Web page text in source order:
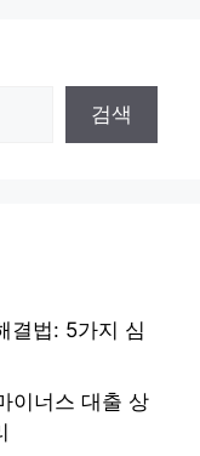
검색
결법: 5가지 심
이너스 대출 상